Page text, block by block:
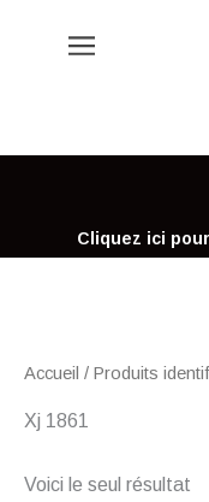
Cliquez ici
Accueil / Produits
Xj 1861
Voici le seul résultat